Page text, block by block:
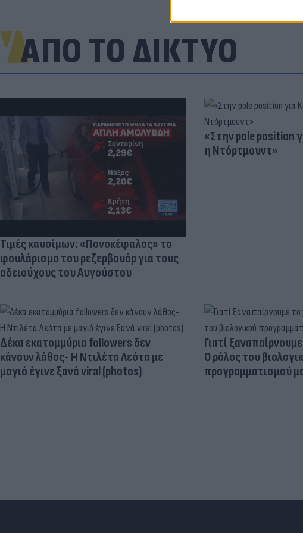
ΑΠΟ ΤΟ ΔΙΚΤΥΟ
Τιμές καυσίμων: «Πονοκέφαλος» το
φουλάρισμα του ρεζερβουάρ για τους
αδειούχους του Αυγούστου
«Στην pole position
η Ντόρτμουντ»
Δέκα εκατομμύρια followers δεν
κάνουν λάθος- Η Ντιλέτα Λεότα με
μαγιό έγινε ξανά viral (photos)
Γιατί
Ο ρόλος του
προγραμματισμού